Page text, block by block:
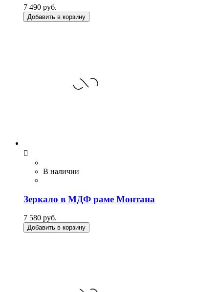
7 490 руб.
Добавить в корзину

В наличии
Зеркало в МДФ раме Монтана
7 580 руб.
Добавить в корзину